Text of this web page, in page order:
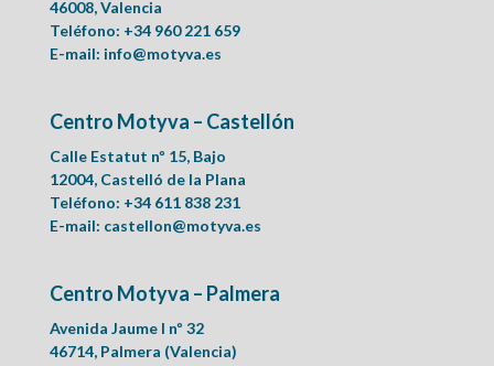
46008, Valencia
Teléfono: +34 960 221 659
E-mail: info@motyva.es
Centro Motyva – Castellón
Calle Estatut nº 15, Bajo
12004, Castelló de la Plana
Teléfono: +34 611 838 231
E-mail: castellon@motyva.es
Centro Motyva – Palmera
Avenida Jaume I nº 32
46714, Palmera (Valencia)